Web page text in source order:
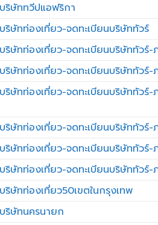
ริษัททวีปแอฟริกา
ริษัทท่องเที่ยว-จดทะเบียนบริษัททัวร์
ริษัทท่องเที่ยว-จดทะเบียนบริษัททัวร์
ริษัทท่องเที่ยว-จดทะเบียนบริษัททัวร์-
ริษัทท่องเที่ยว-จดทะเบียนบริษัททัวร์-
ริษัทท่องเที่ยว-จดทะเบียนบริษัททัวร์-
ริษัทท่องเที่ยว-จดทะเบียนบริษัททัวร์-
ริษัทท่องเที่ยว-จดทะเบียนบริษัททัวร์-
ริษัทท่องเที่ยว50เขตในกรุงเทพ
ริษัทนครนายก